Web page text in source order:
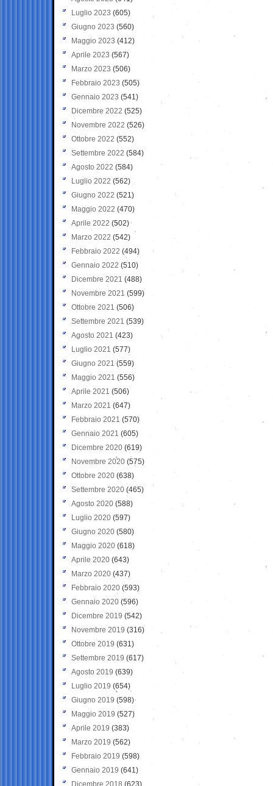
Luglio 2023 (605)
Giugno 2023 (560)
Maggio 2023 (412)
Aprile 2023 (567)
Marzo 2023 (506)
Febbraio 2023 (505)
Gennaio 2023 (541)
Dicembre 2022 (525)
Novembre 2022 (526)
Ottobre 2022 (552)
Settembre 2022 (584)
Agosto 2022 (584)
Luglio 2022 (562)
Giugno 2022 (521)
Maggio 2022 (470)
Aprile 2022 (502)
Marzo 2022 (542)
Febbraio 2022 (494)
Gennaio 2022 (510)
Dicembre 2021 (488)
Novembre 2021 (599)
Ottobre 2021 (506)
Settembre 2021 (539)
Agosto 2021 (423)
Luglio 2021 (577)
Giugno 2021(559)
Maggio 2021 (556)
Aprile 2021 (506)
Marzo 2021 (647)
Febbraio 2021 (570)
Gennaio 2021 (605)
Dicembre 2020 (619)
Novembre 2020 (575)
Ottobre 2020 (638)
Settembre 2020(465)
Agosto 2020 (588)
Luglio 2020 (597)
Giugno 2020 (580)
Maggio 2020 (618)
Aprile 2020 (643)
Marzo 2020 (437)
Febbraio 2020 (593)
Gennaio 2020 (596)
Dicembre 2019 (542)
Novembre 2019 (316)
Ottobre 2019 (631)
Settembre 2019 (617)
Agosto 2019 (639)
Luglio 2019 (654)
Giugno 2019 (598)
Maggio 2019 (527)
Aprile 2019 (383)
Marzo 2019 (562)
Febbraio 2019 (598)
Gennaio 2019 (641)
Dicembre 2018 (623)